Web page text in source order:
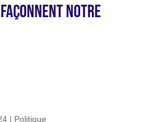
Notre
| Politique